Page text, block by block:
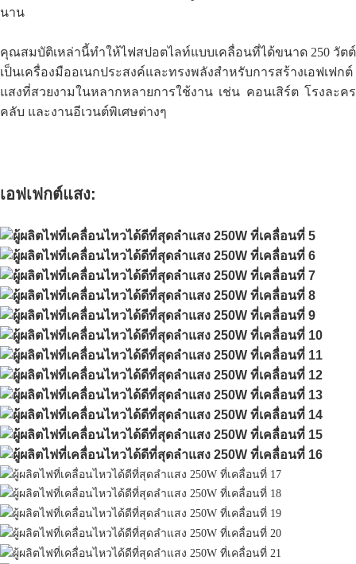
นาน
คุณสมบัติเหล่านี้ทำให้ไฟสปอตไลท์แบบเคลื่อนที่ได้ขนาด 250 วัตต์
เป็นเครื่องมืออเนกประสงค์และทรงพลังสำหรับการสร้างเอฟเฟกต์
แสงที่สวยงามในหลากหลายการใช้งาน เช่น คอนเสิร์ต โรงละคร
คลับ และงานอีเวนต์พิเศษต่างๆ
เอฟเฟกต์แสง: